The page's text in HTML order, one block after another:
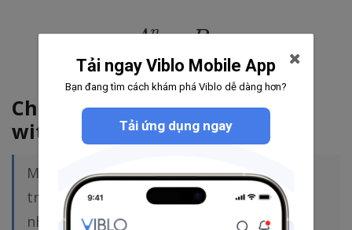
Chỉnh hợp lặp (Permutation
with repetition)
Một dãy bao gồm k phần tử của tập
trong đó mỗi phần tử có thể được lặp lại
nhiều lần, sắp xếp theo một thứ tự nhất
Tải ngay Viblo Mobile App
Bạn đang tìm cách khám phá Viblo dễ dàng hơn?
Tải ứng dụng ngay